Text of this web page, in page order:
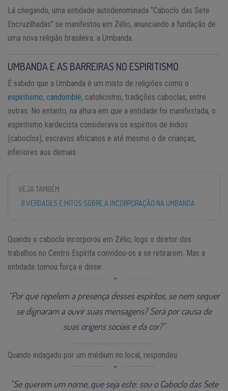
Lá chegando, uma entidade autodenominada “Caboclo das Sete
Encruzilhadas” se manifestou em Zélio, anunciando a fundação de
uma nova religião brasileira: a Umbanda.
UMBANDA E AS BARREIRAS NO ESPIRITISMO
É sabido que a Umbanda é um misto de religiões como o
espiritismo, candomblé, catolicismo, tradições caboclas, entre
outras. No entanto, na altura em que a entidade foi manifestada, o
espiritismo kardecista considerava os espíritos de índios
(caboclos), escravos africanos e até mesmo o de crianças,
inferiores aos demais.
VEJA TAMBÉM
8 VERDADES E MITOS SOBRE A INCORPORAÇÃO NA UMBANDA
Quando o caboclo incorporou em Zélio, logo o diretor dos
trabalhos no Centro Espírita convidou-os a se retirarem. Mas a
entidade tomou força e disse:
“Por que repelem a presença desses espíritos, se nem sequer
se dignaram a ouvir suas mensagens? Será por causa de
suas origens sociais e da cor?”
Quando indagado por um médium no local, respondeu:
“Se querem um nome, que seja este: sou o Caboclo das Sete